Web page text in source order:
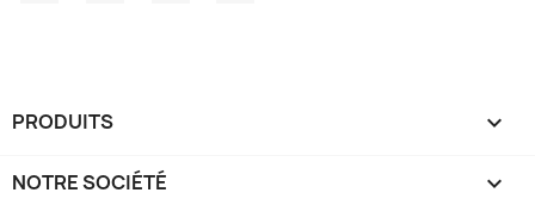
PRODUITS 
NOTRE SOCIÉTÉ 